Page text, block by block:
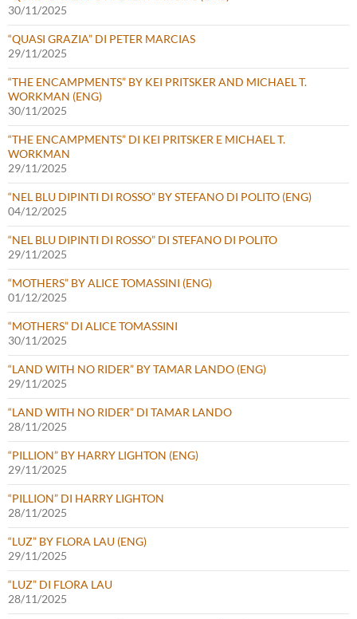
30/11/2025
“QUASI GRAZIA” DI PETER MARCIAS
29/11/2025
“THE ENCAMPMENTS” BY KEI PRITSKER AND MICHAEL T.
WORKMAN (ENG)
30/11/2025
“THE ENCAMPMENTS” DI KEI PRITSKER E MICHAEL T.
WORKMAN
29/11/2025
“NEL BLU DIPINTI DI ROSSO” BY STEFANO DI POLITO (ENG)
04/12/2025
“NEL BLU DIPINTI DI ROSSO” DI STEFANO DI POLITO
29/11/2025
“MOTHERS” BY ALICE TOMASSINI (ENG)
01/12/2025
“MOTHERS” DI ALICE TOMASSINI
30/11/2025
“LAND WITH NO RIDER” BY TAMAR LANDO (ENG)
29/11/2025
“LAND WITH NO RIDER” DI TAMAR LANDO
28/11/2025
“PILLION” BY HARRY LIGHTON (ENG)
29/11/2025
“PILLION” DI HARRY LIGHTON
28/11/2025
“LUZ” BY FLORA LAU (ENG)
29/11/2025
“LUZ” DI FLORA LAU
28/11/2025